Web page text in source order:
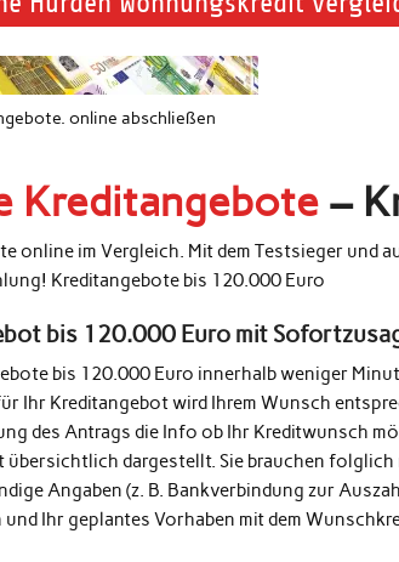
online abschließen
Kreditangebote –
online im Vergleich. Mit dem Testsieger und
Kreditangebote bis 120.000 Euro
bis 120.000 Euro mit
bis 120.000 Euro innerhalb weniger
Ihr Kreditangebot wird Ihrem Wunsch
des Antrags die Info ob Ihr Kreditwunsch
übersichtlich dargestellt. Sie brauchen
Angaben (z. B. Bankverbindung zur
Ihr geplantes Vorhaben mit dem